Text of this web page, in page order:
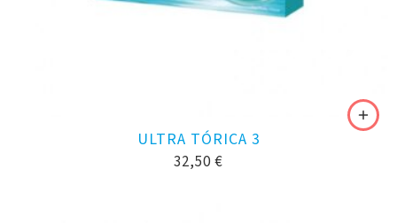
ULTRA TÓRICA 3
32,50 €